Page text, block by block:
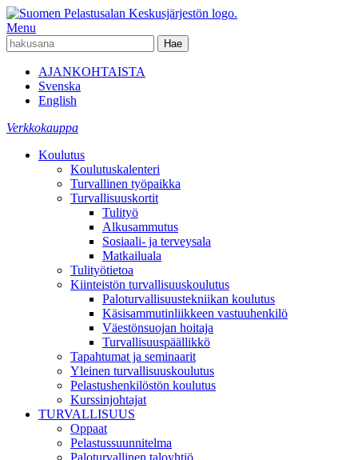
Menu
AJANKOHTAISTA
Svenska
English
Verkkokauppa
Koulutus
Koulutuskalenteri
Turvallinen työpaikka
Turvallisuuskortit
Tulityö
Alkusammutus
Sosiaali- ja terveysala
Matkailuala
Tulityötietoa
Kiinteistön turvallisuuskoulutus
Paloturvallisuustekniikan koulutus
Käsisammutinliikkeen vastuuhenkilö
Väestönsuojan hoitaja
Turvallisuuspäällikkö
Tapahtumat ja seminaarit
Yleinen turvallisuuskoulutus
Pelastushenkilöstön koulutus
Kurssinjohtajat
TURVALLISUUS
Oppaat
Pelastussuunnitelma
Paloturvallinen taloyhtiö